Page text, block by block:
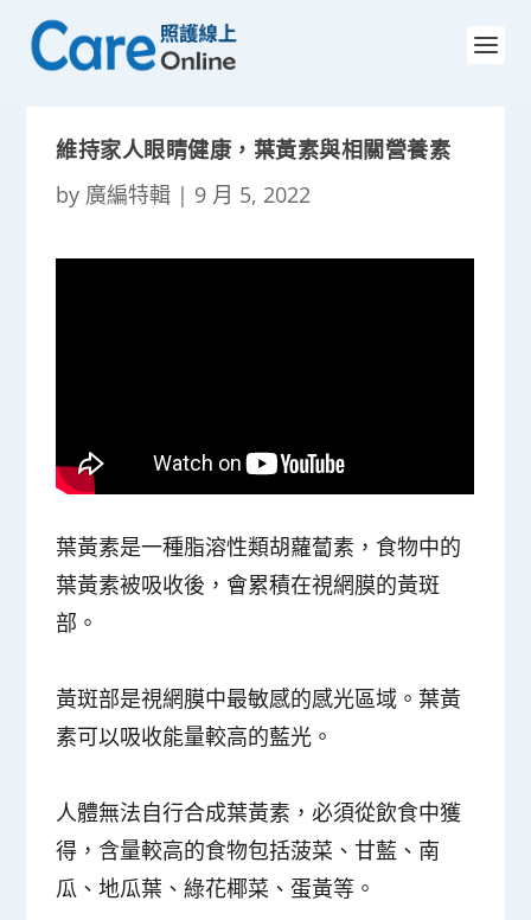
維持家人眼睛健康，葉黃素與相關營養素
by 廣編特輯 | 9 月 5, 2022
葉黃素是一種脂溶性類胡蘿蔔素，食物中的
葉黃素被吸收後，會累積在視網膜的黃斑
部。
黃斑部是視網膜中最敏感的感光區域。葉黃
素可以吸收能量較高的藍光。
人體無法自行合成葉黃素，必須從飲食中獲
得，含量較高的食物包括菠菜、甘藍、南
瓜、地瓜葉、綠花椰菜、蛋黃等。